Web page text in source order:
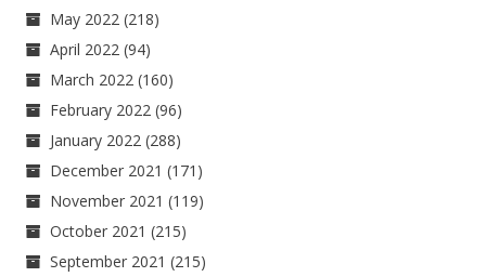
May 2022 (218)
April 2022 (94)
March 2022 (160)
February 2022 (96)
January 2022 (288)
December 2021 (171)
November 2021 (119)
October 2021 (215)
September 2021 (215)